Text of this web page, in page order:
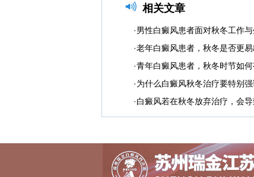
相关文章
·男性白癜风患者面对秋冬工作与
·老年白癜风患者，秋冬是否更易
·青年白癜风患者，秋冬时节如
·为什么白癜风秋冬治疗要特别强
·白癜风若在秋冬放弃治疗，会